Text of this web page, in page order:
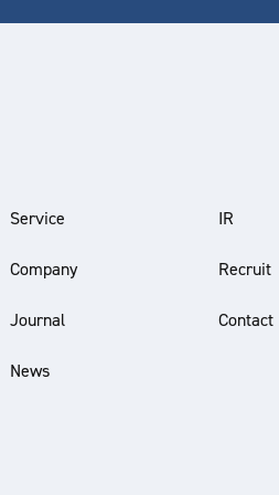
Service
Company
Journal
News
IR
Recruit
Contact